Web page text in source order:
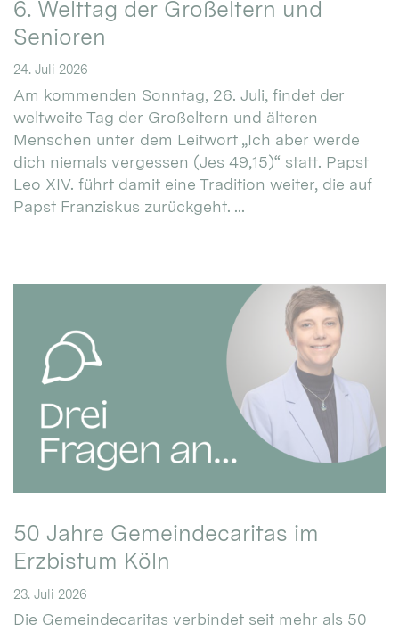
6. Welttag der Großeltern und
Senioren
24. Juli 2026
Am kommenden Sonntag, 26. Juli, findet der
weltweite Tag der Großeltern und älteren
Menschen unter dem Leitwort „Ich aber werde
dich niemals vergessen (Jes 49,15)“ statt. Papst
Leo XIV. führt damit eine Tradition weiter, die auf
Papst Franziskus zurückgeht. ...
50 Jahre Gemeindecaritas im
Erzbistum Köln
23. Juli 2026
Die Gemeindecaritas verbindet seit mehr als 50